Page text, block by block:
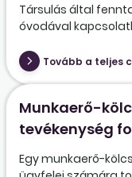
Társulás által
óvodával
Tovább a teljes
Munkaerő-
tevékenység
Egy munkaerő-